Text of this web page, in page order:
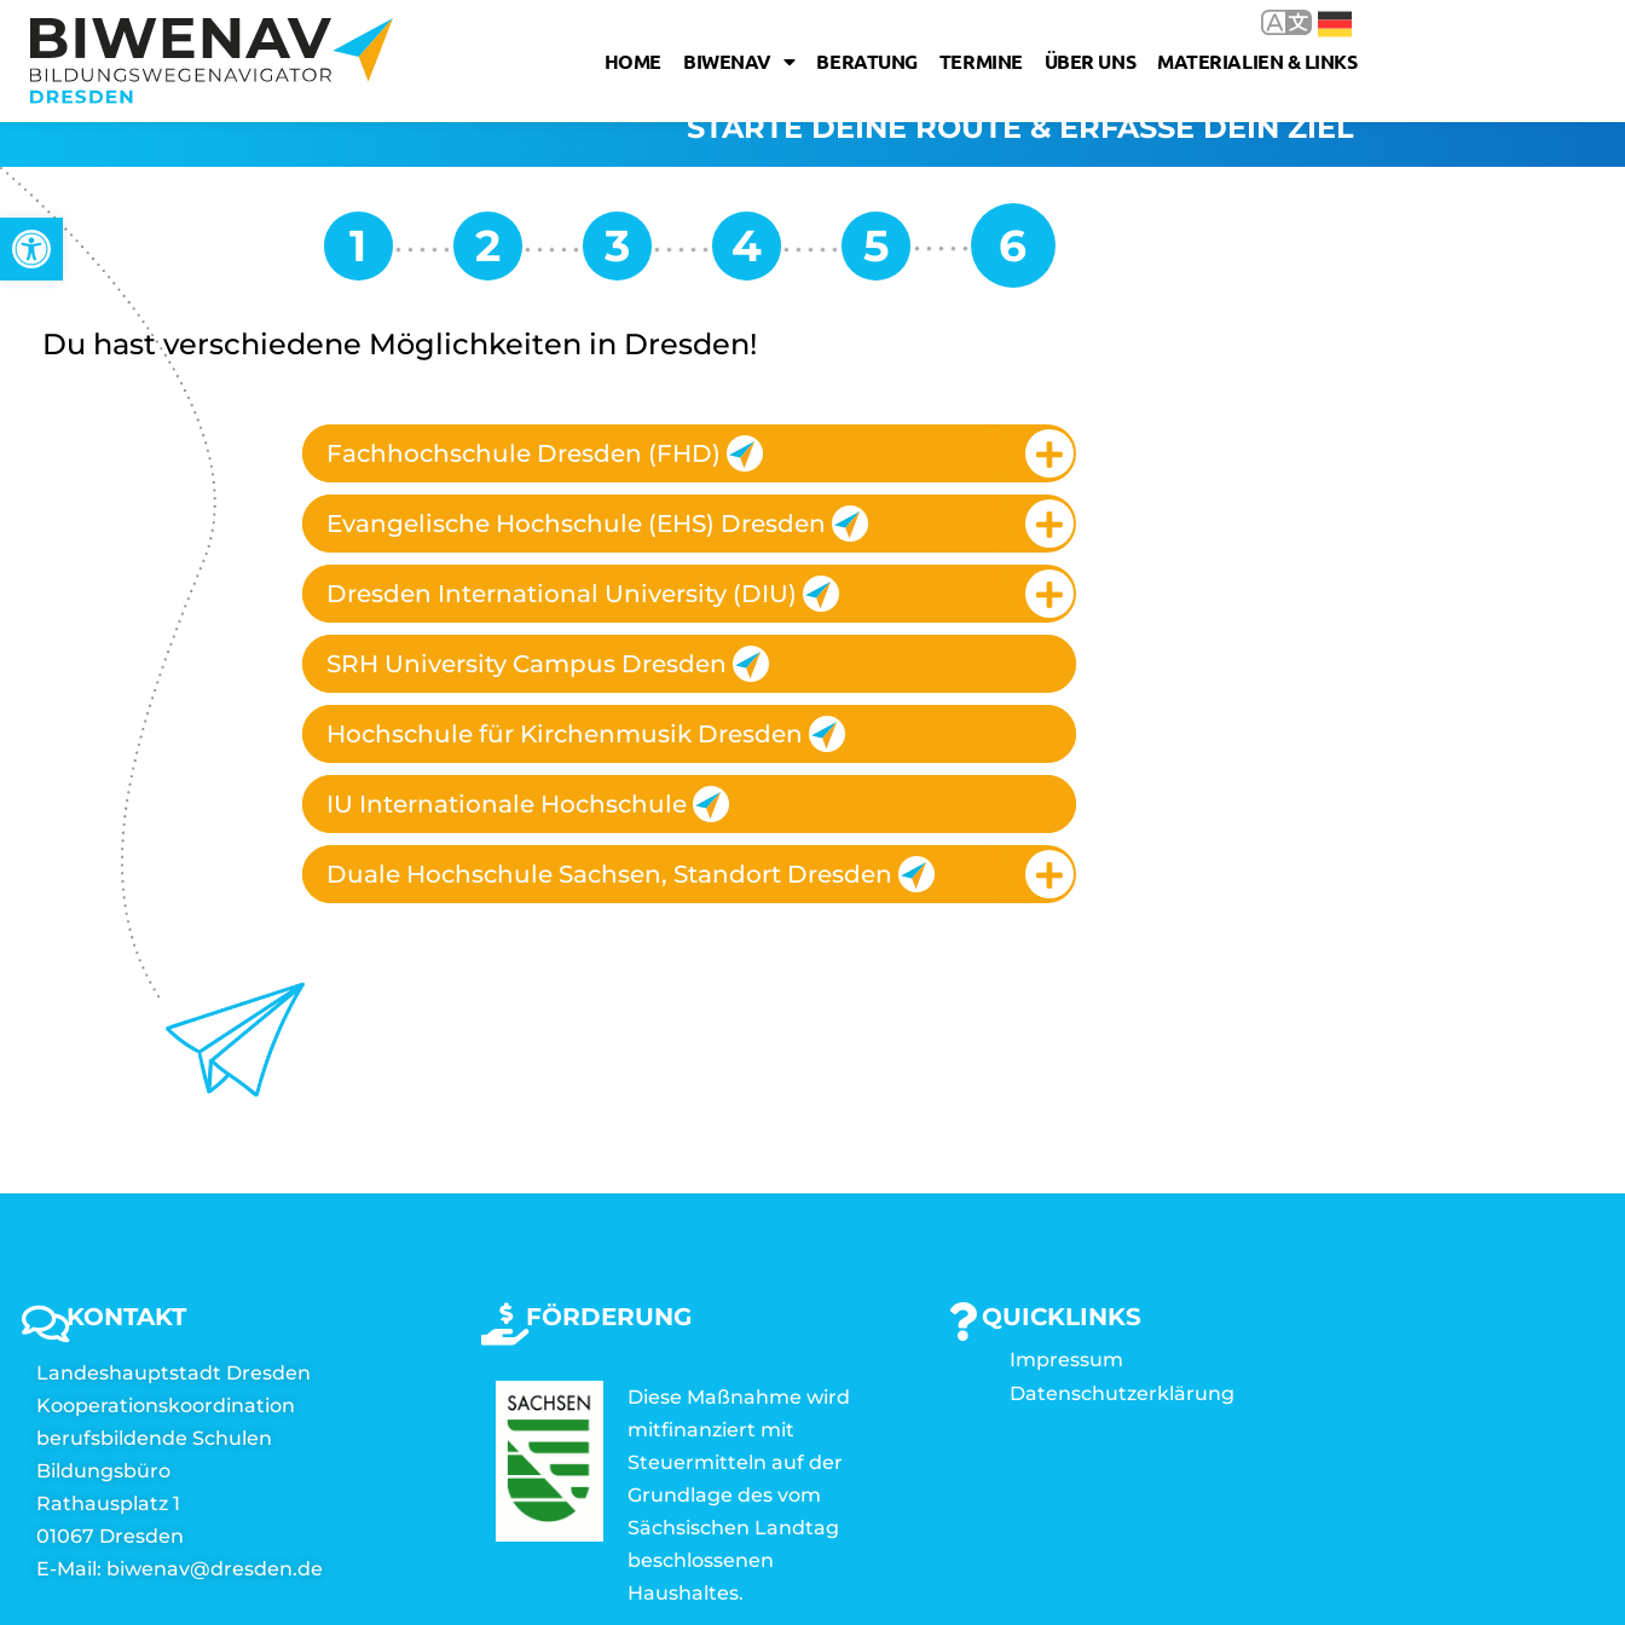
Werkzeugleiste öffnen
HOME BIWENAV BERATUNG TERMINE ÜBER UNS MATERIALIEN & LINKS
STARTE DEINE ROUTE & ERFASSE DEIN ZIEL
Du hast verschiedene Möglichkeiten in Dresden!
Fachhochschule Dresden (FHD)
Evangelische Hochschule (EHS) Dresden
Dresden International University (DIU)
SRH University Campus Dresden
Hochschule für Kirchenmusik Dresden
IU Internationale Hochschule
Duale Hochschule Sachsen, Standort Dresden
KONTAKT
Landeshauptstadt Dresden
Kooperationskoordination
berufsbildende Schulen
Bildungsbüro
Rathausplatz 1
01067 Dresden
E-Mail: biwenav@dresden.de
FÖRDERUNG
Diese Maßnahme wird
mitfinanziert mit
Steuermitteln auf der
Grundlage des vom
Sächsischen Landtag
beschlossenen
Haushaltes.
QUICKLINKS
Impressum
Datenschutzerklärung